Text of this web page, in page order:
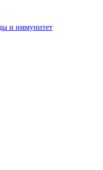
и иммунитет